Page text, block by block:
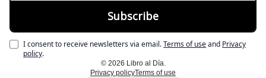
I consent to receive newsletters via email.Terms of useand Privacy
policy.
© 2026 Libro al Día.
Privacy policyTerms of use